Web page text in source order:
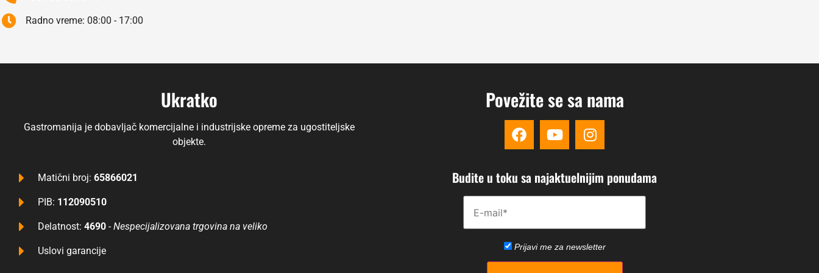
Radno vreme: 08:00 - 17:00
Ukratko
Gastromanija je dobavljač komercijalne i industrijske opreme za ugostiteljske
objekte.
Matični broj: 65866021
PIB: 112090510
Delatnost: 4690 -Nespecijalizovana trgovina na veliko
Uslovi garancije
Povežite se sa nama
Budite u toku sa najaktuelnijim ponudama
Please disregard this field.
Prijavi me za newsletter